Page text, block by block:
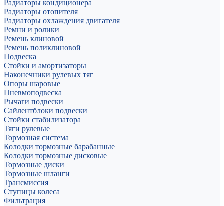
Радиаторы кондиционера
Радиаторы отопителя
Радиаторы охлаждения двигателя
Ремни и ролики
Ремень клиновой
Ремень поликлиновой
Подвеска
Стойки и амортизаторы
Наконечники рулевых тяг
Опоры шаровые
Пневмоподвеска
Рычаги подвески
Сайлентблоки подвески
Стойки стабилизатора
Тяги рулевые
Тормозная система
Колодки тормозные барабанные
Колодки тормозные дисковые
Тормозные диски
Тормозные шланги
Трансмиссия
Ступицы колеса
Фильтрация